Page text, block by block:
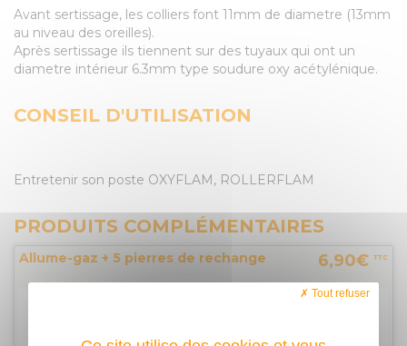
Avant sertissage, les colliers font 11mm de diametre (13mm
au niveau des oreilles).
Après sertissage ils tiennent sur des tuyaux qui ont un
diametre intérieur 6.3mm type soudure oxy acétylénique.
CONSEIL D'UTILISATION
Entretenir son poste OXYFLAM, ROLLERFLAM
PRODUITS COMPLÉMENTAIRES
Allume-gaz + 5 pierres de rechange 6,90€ TTC
Tout refuser